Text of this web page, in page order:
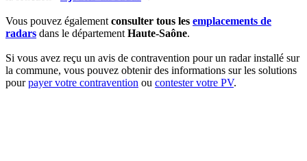
Vous pouvez égalementconsulter tous les emplacements de
radars dans le départementHaute-Saône.
Si vous avez reçu un avis de contravention pour un radar installé sur
la commune, vous pouvez obtenir des informations sur les solutions
pourpayer votre contravention ou contester votre PV.